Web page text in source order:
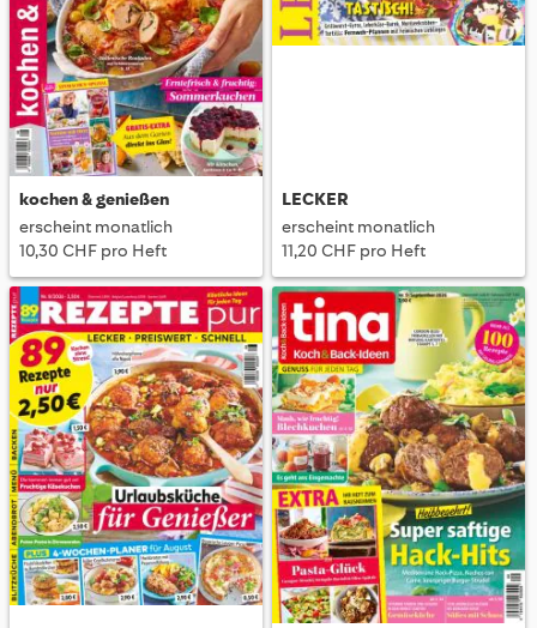
mehr lesen
kochen & genießen
erscheint monatlich
10,30 CHF pro Heft
LECKER
erscheint monatlich
11,20 CHF pro Heft